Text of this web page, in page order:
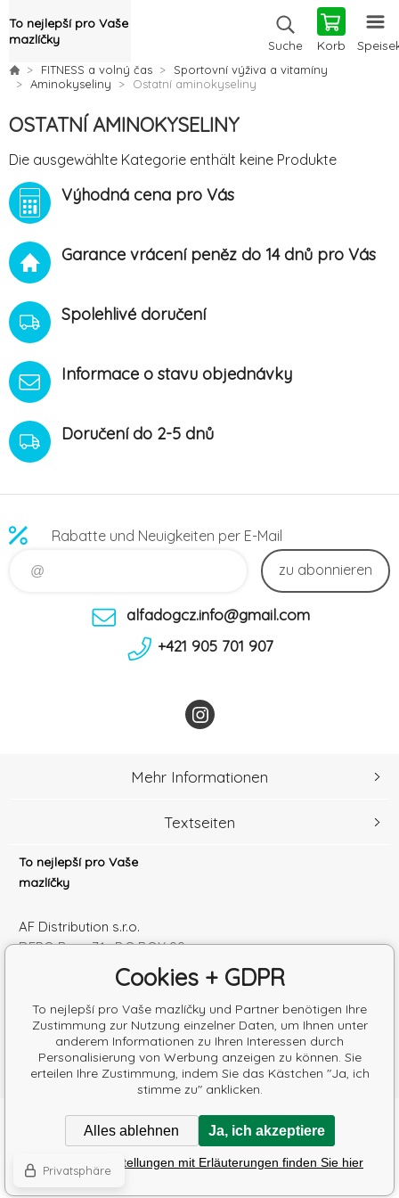
To nejlepší pro Vaše
mazlíčky
Suche Korb
FITNESS a volný čas
Sportovní výživa a vitamíny
Aminokyseliny
Ostatní aminokyseliny
OSTATNÍ AMINOKYSELINY
Die ausgewählte Kategorie enthält keine Produkte
Výhodná cena pro Vás
Garance vrácení peněz do 14 dnů pro Vás
Spolehlivé doručení
Informace o stavu objednávky
Doručení do 2-5 dnů
Rabatte und Neuigkeiten per E-Mail
zu abonnieren
alfadogcz.info@gmail.com
+421 905 701 907
To nejlepší pro Vaše
mazlíčky
AF Distribution s.r.o.
DEPO Brno 71 , P.O.BOX 99
Česká republika
Handelsregister Nr.: 52010180
Steuernum.: SK2120864328
Mehr Informationen
Textseiten
Copyright © 2026 AF Distribution s.r.o.
Alle Rechte vorbehalten.
Eshops & webseiten BINARGON.cz-Lageplan
Poradíme s výběrem krmiva
Cookies + GDPR
To nejlepší pro Vaše mazlíčky und Partner benötigen Ihre
Zustimmung zur Nutzung einzelner Daten, um Ihnen unter
anderem Informationen zu Ihren Interessen durch
Personalisierung von Werbung anzeigen zu können. Sie
erteilen Ihre Zustimmung, indem Sie das Kästchen "Ja, ich
stimme zu" anklicken.
Alles ablehnen Ja, ich akzeptiere
Detaillierte Einstellungen mit Erläuterungen finden Sie hier
Privatsphäre